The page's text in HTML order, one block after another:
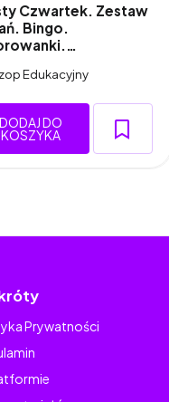
Czwartek. Zestaw
Bingo.
Edukacyjny
DODAJ DO
KOSZYKA
Prywatności